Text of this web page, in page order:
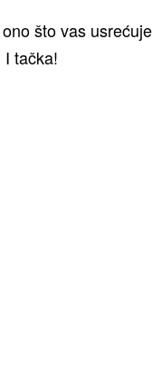
što vas
tačka!